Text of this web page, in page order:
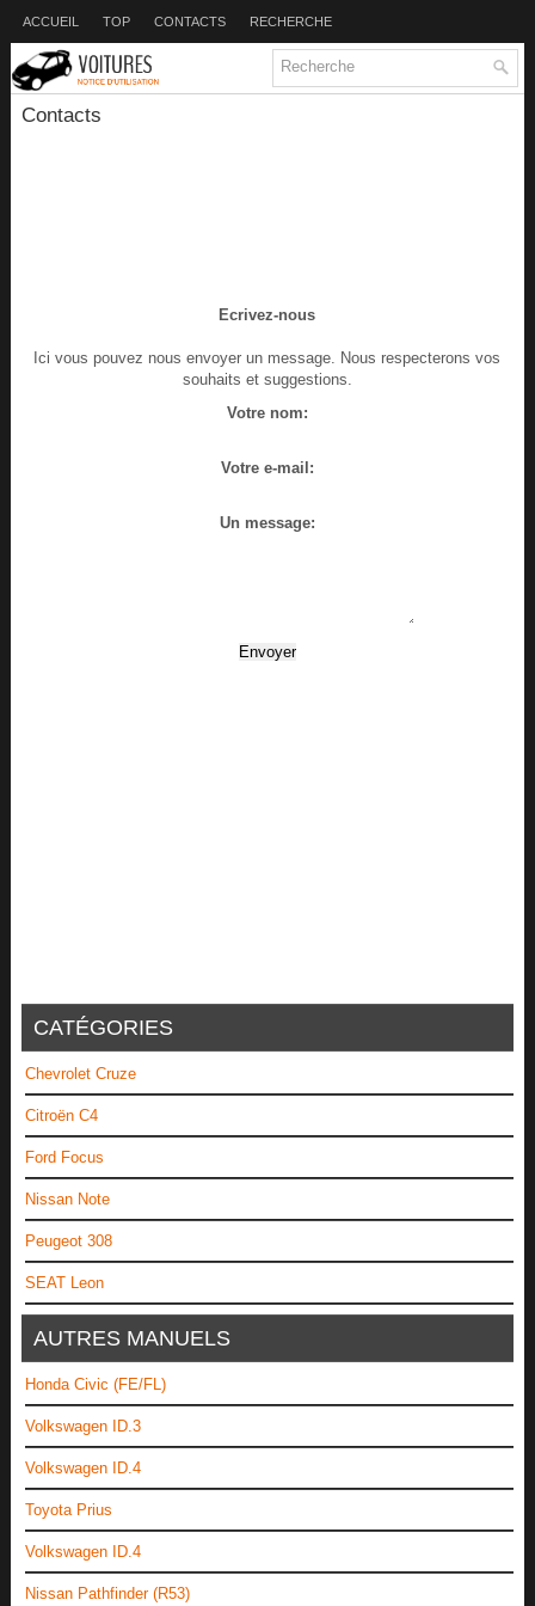
ACCUEIL TOP CONTACTS RECHERCHE
Contacts
Ecrivez-nous
Ici vous pouvez nous envoyer un message. Nous respecterons vos
souhaits et suggestions.
Votre nom:
Votre e-mail:
Un message:
CATÉGORIES
Chevrolet Cruze
Citroën C4
Ford Focus
Nissan Note
Peugeot 308
SEAT Leon
AUTRES MANUELS
Honda Civic (FE/FL)
Volkswagen ID.3
Volkswagen ID.4
Toyota Prius
Volkswagen ID.4
Nissan Pathfinder (R53)